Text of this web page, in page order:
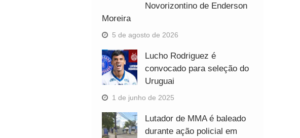
Novorizontino de Enderson
Moreira
5 de agosto de 2026
Lucho Rodriguez é
convocado para seleção do
Uruguai
1 de junho de 2025
Lutador de MMA é baleado
durante ação policial em